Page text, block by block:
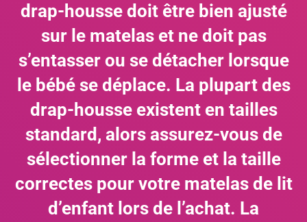
drap-housse doit être bien ajusté
sur le matelas et ne doit pas
s’entasser ou se détacher lorsque
le bébé se déplace. La plupart des
drap-housse existent en tailles
standard, alors assurez-vous de
sélectionner la forme et la taille
correctes pour votre matelas de lit
d’enfant lors de l’achat. La